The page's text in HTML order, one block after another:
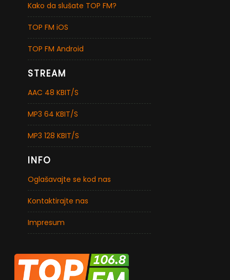
Kako da slušate TOP FM?
TOP FM iOS
TOP FM Android
STREAM
AAC 48 KBIT/S
MP3 64 KBIT/S
MP3 128 KBIT/S
INFO
Oglašavajte se kod nas
Kontaktirajte nas
Impresum